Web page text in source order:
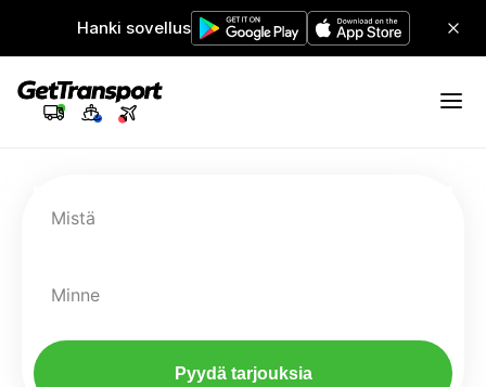
Hanki sovellus
Mistä
Minne
Pyydä tarjouksia